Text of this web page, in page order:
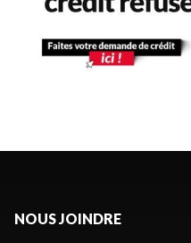
NOUS JOINDRE